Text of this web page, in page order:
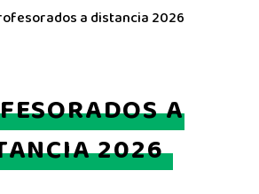
a distancia 2026
A
2026